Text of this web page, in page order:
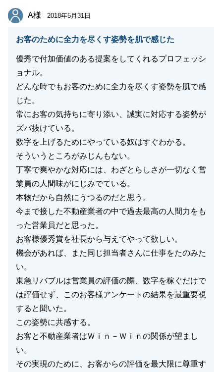
A様
A様 2018年5月31日
お客のために全力を尽くす姿勢を肌で感じた
優秀で付加価値のある提案をしてくれるプロフェッシ
ョナル。
どんな時でもお客のために全力を尽くす姿勢を肌で感
じた。
常にお客の気持ちに寄り添い、誠実に対応する姿勢が
ズバ抜けている。
数字を上げるためにやっている奴はすぐわかる。
そういうところがみじんもない。
丁寧で爽やかな対応には、わざとらしさが一切なく営
業員の人間味がにじみでている。
本物だから自然にうつるのだと思う。
今まで接した不動産業者の中で過去最高の人間力をも
った営業員だと思った。
お客様優秀賞を社長から与えてやって欲しい。
機会があれば、また同じ担当者さんに仕事をたのみた
い。
東急リバブルは営業員の評価の際、数字を稼ぐだけで
は評価せず、このお客様アンケートの結果を最重要視
すると聞いた。
この姿勢に共感する。
お客と不動産業者はＷｉｎ－Ｗｉｎの関係が望まし
い。
その実現のために、お客からの評価を最大限に尊重す